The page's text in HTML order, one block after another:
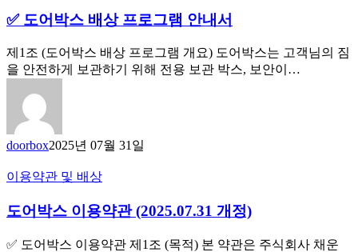
✅ 도어박스 배상 프로그램 안내서
제1조 (도어박스 배상 프로그램 개요) 도어박스는 고객님의 짐
을 안전하게 보관하기 위해 전용 보관 박스, 보안이…
doorbox2025년 07월 31일
이용약관 및 배상
도어박스 이용약관 (2025.07.31 개정)
✅ 도어박스 이용약관 제1조 (목적) 본 약관은 주식회사 채운